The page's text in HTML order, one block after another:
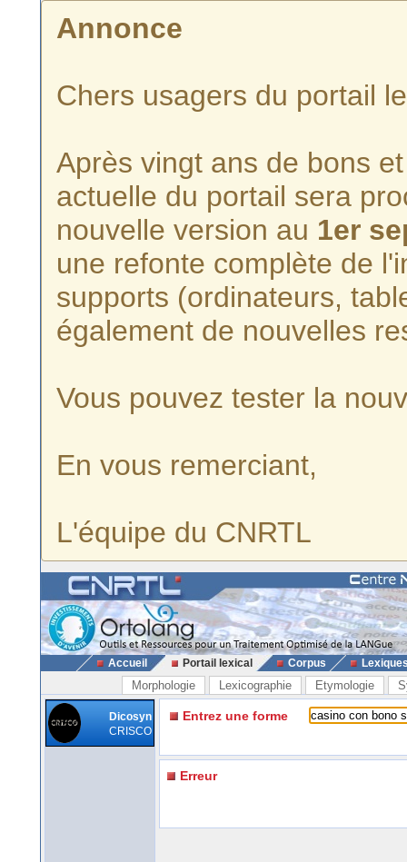
Annonce
Chers usagers du portail
Après vingt ans de bons
actuelle du portail sera
nouvelle version au 1er
une refonte complète de
supports (ordinateurs,
également de nouvelles
Vous pouvez tester la
En vous remerciant,
L'équipe du CNRTL
Accueil Portail lexical Corpus
Morphologie Lexicographie Etymologie
Dicosyn
CRISCO
Entrez une forme
Erreur